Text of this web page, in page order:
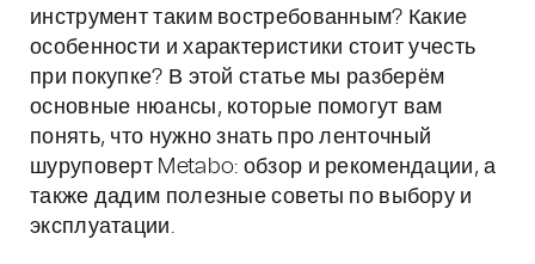
инструмент таким востребованным? Какие
особенности и характеристики стоит учесть
при покупке? В этой статье мы разберём
основные нюансы, которые помогут вам
понять, что нужно знать про ленточный
шуруповерт Metabo: обзор и рекомендации, а
также дадим полезные советы по выбору и
эксплуатации.